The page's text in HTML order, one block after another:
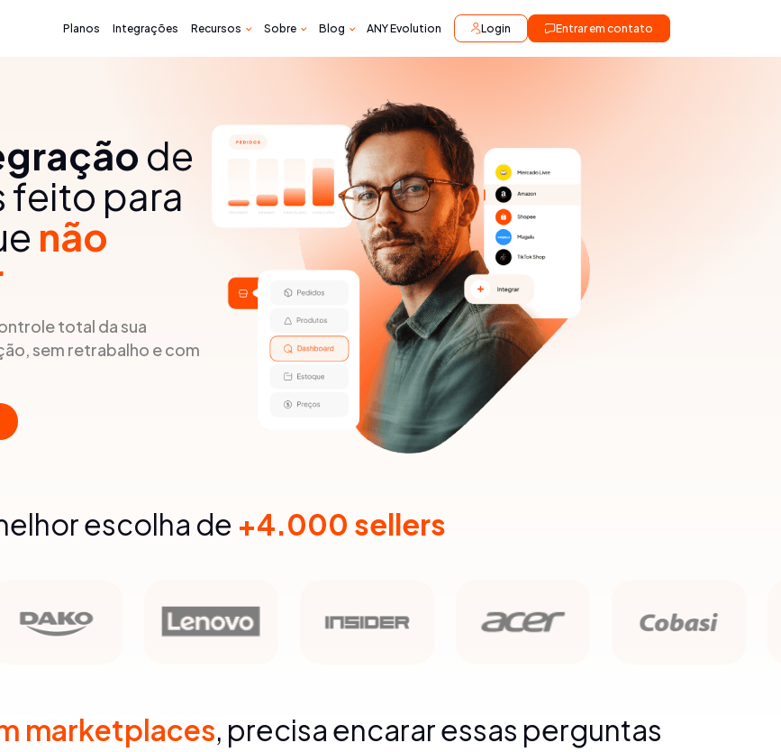
Planos Integrações Recursos Sobre Blog ANY Evolution Login Entrar em contato
de
feito para
não
total da sua
sem retrabalho e com
escolha de +4.000 sellers
marketplaces, precisa encarar essas perguntas